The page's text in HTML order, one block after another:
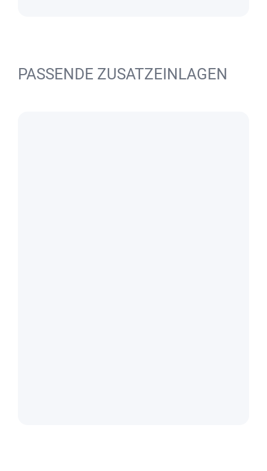
PASSENDE ZUSATZEINLAGEN